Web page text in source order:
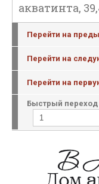
акватинта,
Перейти на
Перейти на
Перейти на
Быстрый переход